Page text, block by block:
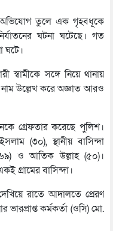
অভিযোগ তুলে এক গৃহবধূকে
ঘটনা ঘটেছে। গত
ঘটে।
স্বামীকে সঙ্গে নিয়ে থানায়
উল্লেখ করে অজ্ঞাত আরও
গ্রেফতার করেছে পুলিশ।
(৩০), স্থানীয় বাসিন্দা
ও আতিক উল্লাহ (৫০)।
গ্রামের বাসিন্দা।
রাতে আদালতে প্রেরণ
কর্মকর্তা (ওসি) মো.